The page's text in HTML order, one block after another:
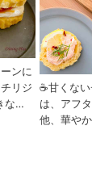
ンに
リジ
な
☕甘くな
は、アフ
他、華や
利です